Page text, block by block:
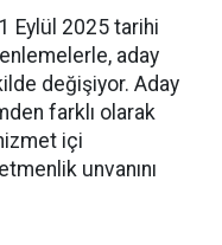
Eylül 2025 tarihi
aday
değişiyor. Aday
farklı olarak
içi
unvanını